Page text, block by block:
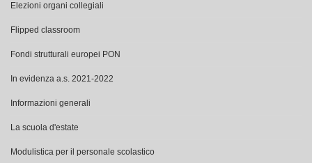
Elezioni organi collegiali
Flipped classroom
Fondi strutturali europei PON
In evidenza a.s. 2021-2022
Informazioni generali
La scuola d'estate
Modulistica per il personale scolastico